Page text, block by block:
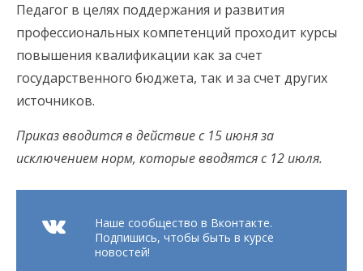
Педагог в целях поддержания и развития
профессиональных компетенций проходит курсы
повышения квалификации как за счет
государственного бюджета, так и за счет других
источников.
Приказ вводится в действие с 15 июня за
исключением норм, которые вводятся с 12 июля.
Наше сообщество в Вконтакте.
Подпишись, чтобы быть в курсе
новостей!